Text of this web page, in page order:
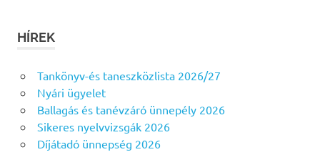
HÍREK
Tankönyv-és taneszközlista 2026/27
Nyári ügyelet
Ballagás és tanévzáró ünnepély 2026
Sikeres nyelvvizsgák 2026
Díjátadó ünnepség 2026